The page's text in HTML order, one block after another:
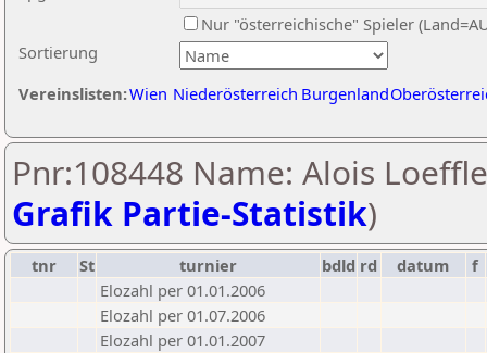
Sortierung
Nur "österreichische" Spieler
Vereinslisten:Wien Niederösterreich Burgenland
Pnr:108448 Name: Alois
Grafik Partie-Statistik)
tnr St turnier bdld rd datum
f
Elozahl per 01.01.2006
Elozahl per 01.07.2006
Elozahl per 01.01.2007